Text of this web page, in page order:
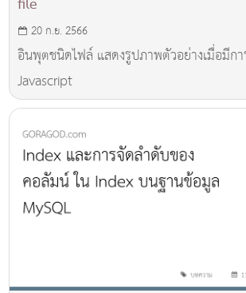
20 ก.ย. 2566
อินพุตชนิดไฟล์ แสดงรูปภาพตัวอย่างเมื่อมีกา
Javascript